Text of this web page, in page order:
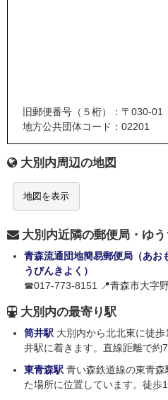
旧郵便番号（５桁）：〒030-01
地方公共団体コード：02201
大別内周辺の地図
地図を表示
大別内近隣の郵便局・ゆ
青森流通団地簡易郵便局（あお
うびんきよく）
☎017-773-8151 📍青森市大字
大別内の最寄り駅
筒井駅 大別内から北北東に徒
井駅に着きます。直線距離で約
東青森駅 青い森鉄道線の東青
た場所に位置しています。徒歩